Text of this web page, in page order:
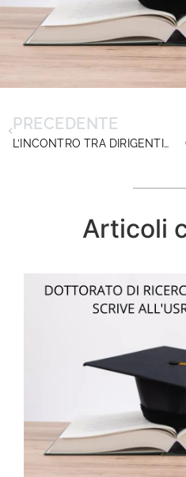
PRECEDENTE
L’INCONTRO TRA DIRIGENTISCUOLA ED IL MINISTRO VALDITARA ANNUNCIATO DALLE AGENZIE DI STAMPA
Articoli